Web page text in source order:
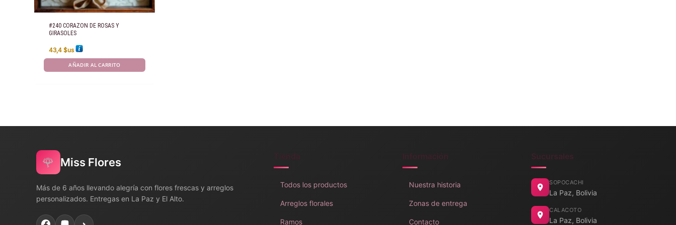
#240 CORAZON DE ROSAS Y
GIRASOLES
43,4$us
AÑADIR AL CARRITO
🌹 Miss Flores
Más de 6 años llevando alegría con flores frescas y arreglos
personalizados. Entregas en La Paz y El Alto.
Tienda
Todos los productos
Arreglos florales
Ramos
Información
Nuestra historia
Zonas de entrega
Contacto
Sucursales
SOPOCACHI
La Paz, Bolivia
CALACOTO
La Paz, Bolivia